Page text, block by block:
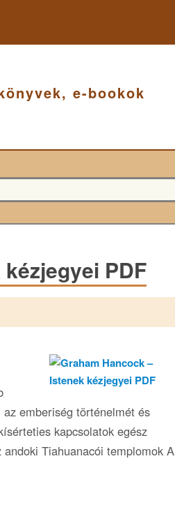
e-bookok
PDF
emberiség történelmét és
kapcsolatok egész
Tiahuanacói templomok A